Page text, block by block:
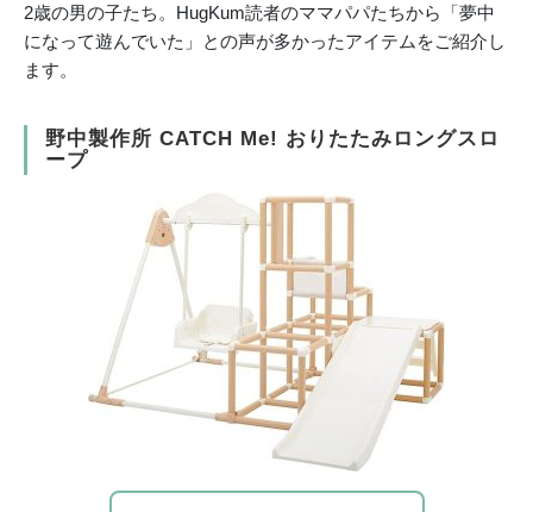
2歳の男の子たち。HugKum読者のママパパたちから「夢中
になって遊んでいた」との声が多かったアイテムをご紹介し
ます。
野中製作所 CATCH Me! おりたたみロングスロ
ープ